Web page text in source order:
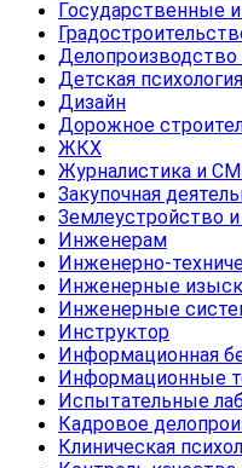
Государственные
Детская психология
Дизайн
Дорожное
ЖКХ
Журналистика и
Закупочная
Землеустройство
Инженерам
Инженерно-
Инженерные
Инженерные
Инструктор
Информационная
Информационные
Испытательные
Кадровое
Клиническая